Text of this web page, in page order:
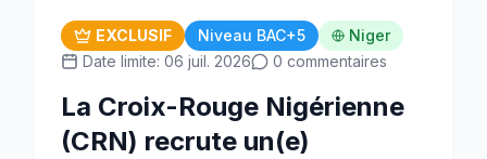
EXCLUSIF Niveau BAC+5
Niger
Date limite: 06 juil. 2026
0 commentaires
La Croix-Rouge Nigérienne
(CRN) recrute un(e)